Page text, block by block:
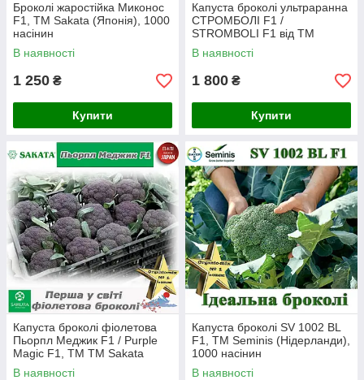
Броколі жаростійка Миконос
F1, ТМ Sakata (Японія), 1000
насінин
В наявності
1 250 ₴
Купити
Капуста броколі ультраранна
СТРОМБОЛІ F1 /
STROMBOLI F1 від ТМ
HAZERA (2500 насіння проф.
пакет)
В наявності
1 800 ₴
Купити
Капуста броколі фіолетова
Пьорпл Меджик F1 / Purple
Magic F1, ТМ ТМ Sakata
(Японія), 1000 насінин
В наявності
Капуста броколі SV 1002 BL
F1, ТМ Seminis (Нідерланди),
1000 насінин
В наявності